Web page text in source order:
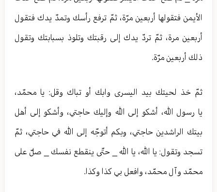
الأيمن فتقولها أربعين مرّة، ثمّ ترفع رأسك وتمدّ يدك فتقول
أربعين مرة، ثمّ تردّ يدك إلى رقبتك وتلوذ بسبابتك وتقول
ذلك أربعين مرّة.
ثمّ خذ لحيتك بيد اليسرى وابك أو تباك وقل: يا محمّد،
يا رسول الله، أشكو إلى الله وإليك حاجتي، وأشكو إلى أهل
بيتك الراشدين حاجتي، وبكم أتوجّه إلى الله في حاجتي، ثمّ
تسجد وتقول: يا الله، يا الله _ حتّى ينقطع نفسك _ صلّ على
محمّد وآل محمّد، وافعل بي كذا وكذا.